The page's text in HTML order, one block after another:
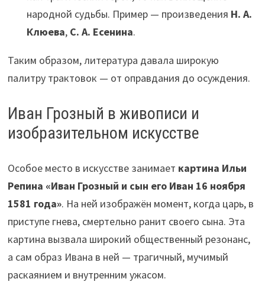
народной судьбы. Пример — произведения Н. А.
Клюева, С. А. Есенина.
Таким образом, литература давала широкую
палитру трактовок — от оправдания до осуждения.
Иван Грозный в живописи и
изобразительном искусстве
Особое место в искусстве занимает картина Ильи
Репина «Иван Грозный и сын его Иван 16 ноября
1581 года». На ней изображён момент, когда царь, в
приступе гнева, смертельно ранит своего сына. Эта
картина вызвала широкий общественный резонанс,
а сам образ Ивана в ней — трагичный, мучимый
раскаянием и внутренним ужасом.